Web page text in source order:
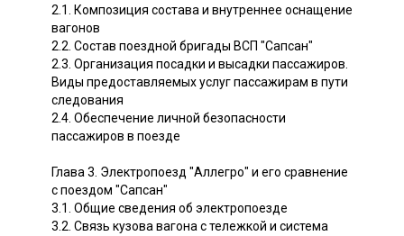
2.1. Композиция состава и внутреннее оснащение
вагонов
2.2. Состав поездной бригады ВСП "Сапсан"
2.3. Организация посадки и высадки пассажиров.
Виды предоставляемых услуг пассажирам в пути
следования
2.4. Обеспечение личной безопасности
пассажиров в поезде
Глава 3. Электропоезд "Аллегро" и его сравнение
с поездом "Сапсан"
3.1. Общие сведения об электропоезде
3.2. Связь кузова вагона с тележкой и система